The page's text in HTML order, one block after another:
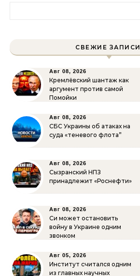
СВЕЖИЕ ЗАПИСИ
Авг 08, 2026
Кремлёвский шантаж как
аргумент против самой
Помойки
Авг 08, 2026
СБС Украины об атаках на
суда «теневого флота”
Авг 08, 2026
Сызранский НПЗ
принадлежит «Роснефти»
Авг 08, 2026
Си может остановить
войну в Украине одним
звонком
Авг 05, 2026
Институт считался одним
из главных научных